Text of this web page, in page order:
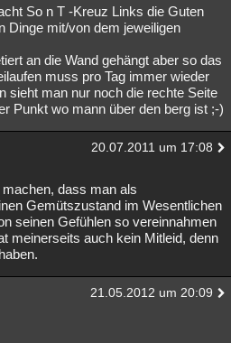
So n T -Kreuz Links die Guten
Dinge mit/von dem jeweiligen
an die Wand gehängt aber so das
muss pro Tag immer wieder
sieht man nur noch die rechte Seite
Punkt wo mann über den berg ist ;-)
20.07.2011 um 17:08
dass man als
Gemütszustand im Wesentlichen
seinen Gefühlen so vereinnahmen
meinerseits auch kein Mitleid, denn
21.05.2012 um 20:09